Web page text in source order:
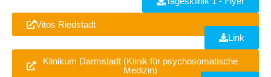
Vitos Riedstadt
Link
Klinikum Darmstadt (Klinik für psychosomatische
Medizin)